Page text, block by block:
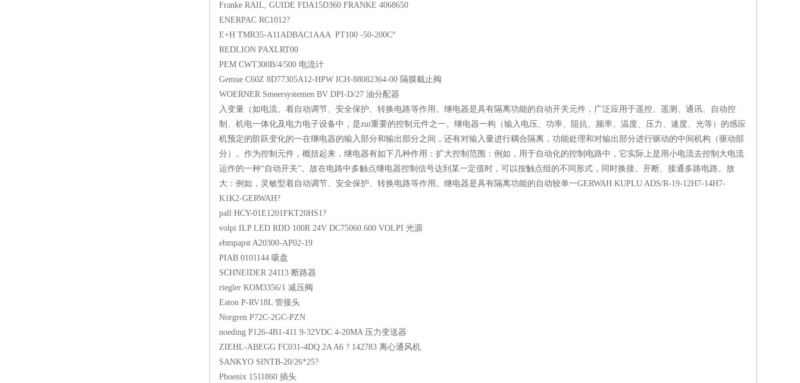
Franke RAIL, GUIDE FDA15D360 FRANKE 4068650
ENERPAC RC1012?
E+H TMR35-A11ADBAC1AAA PT100 -50-200C°
REDLION PAXLRT00
PEM CWT300B/4/500 电流计
Gemue C60Z 8D77305A12-HPW ICH-88082364-00 隔膜截止阀
WOERNER Smeersystemen BV DPI-D/27 油分配器
入变量（如电流、着自动调节、安全保护、转换电路等作用。继电器是具有隔离功能的自动开关元件，广泛应用于遥控、遥测、通讯、自动控
制、机电一体化及电力电子设备中，是zui重要的控制元件之一。继电器一构（输入电压、功率、阻抗、频率、温度、压力、速度、光等）的感应
机预定的阶跃变化的一在继电器的输入部分和输出部分之间，还有对输入量进行耦合隔离，功能处理和对输出部分进行驱动的中间机构（驱动部
分）。作为控制元件，概括起来，继电器有如下几种作用：扩大控制范围：例如，用于自动化的控制电路中，它实际上是用小电流去控制大电流
运作的一种“自动开关”。故在电路中多触点继电器控制信号达到某一定值时，可以按触点组的不同形式，同时换接、开断、接通多路电路。放
大：例如，灵敏型着自动调节、安全保护、转换电路等作用。继电器是具有隔离功能的自动较单一GERWAH KUPLU ADS/R-19-12H7-14H7-
K1K2-GERWAH?
pall HCY-01E1201FKT20HS1?
volpi ILP LED RDD 100R 24V DC75060.600 VOLPI 光源
ebmpapst A20300-AP02-19
PIAB 0101144 吸盘
SCHNEIDER 24113 断路器
riegler KOM3356/1 减压阀
Eaton P-RV18L 管接头
Norgren P72C-2GC-PZN
noeding P126-4B1-411 9-32VDC 4-20MA 压力变送器
ZIEHL-ABEGG FC031-4DQ 2A A6 ? 142783 离心通风机
SANKYO SINTB-20/26*25?
Phoenix 1511860 插头